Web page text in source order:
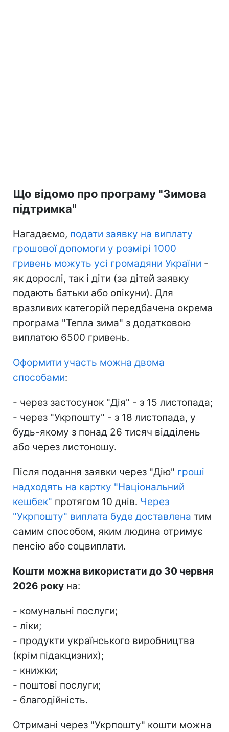
Що відомо про програму "Зимова
підтримка"
Нагадаємо, подати заявку на виплату
грошової допомоги у розмірі 1000
гривень можуть усі громадяни України -
як дорослі, так і діти (за дітей заявку
подають батьки або опікуни). Для
вразливих категорій передбачена окрема
програма "Тепла зима" з додатковою
виплатою 6500 гривень.
Оформити участь можна двома
способами:
- через застосунок "Дія" - з 15 листопада;
- через "Укрпошту" - з 18 листопада, у
будь-якому з понад 26 тисяч відділень
або через листоношу.
Після подання заявки через "Дію" гроші
надходять на картку "Національний
кешбек" протягом 10 днів. Через
"Укрпошту" виплата буде доставлена тим
самим способом, яким людина отримує
пенсію або соцвиплати.
Кошти можна використати до 30 червня
2026 року на:
- комунальні послуги;
- ліки;
- продукти українського виробництва
(крім підакцизних);
- книжки;
- поштові послуги;
- благодійність.
Отримані через "Укрпошту" кошти можна